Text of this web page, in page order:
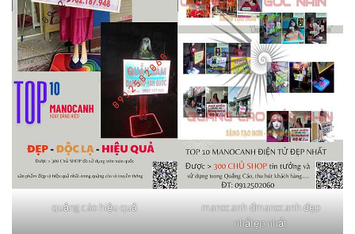
quảng cáo hiệu quả
manocanh đmanocanh đẹp
nhấtẹp nhất